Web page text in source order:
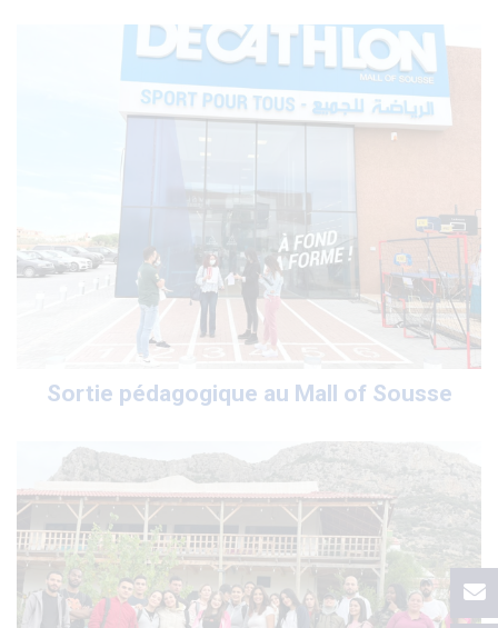
Sortie pédagogique au Mall of Sousse